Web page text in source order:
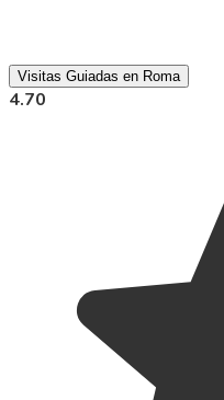
Visitas Guiadas en Roma
4.70